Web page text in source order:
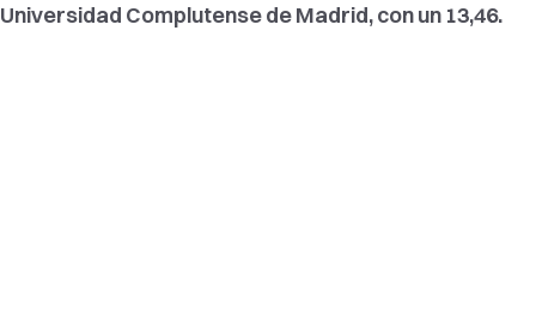
Universidad Complutense de Madrid, con un 13,46.